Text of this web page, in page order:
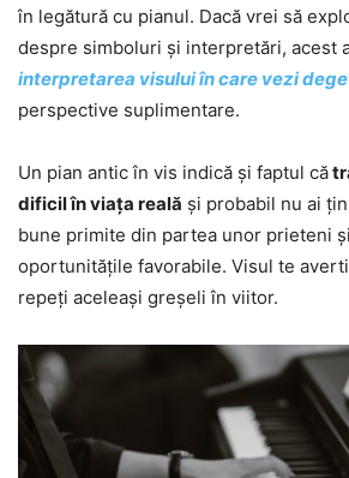
în legătură cu pianul. Dacă vrei să
despre simboluri și interpretări, acest
interpretarea visului în care vezi
perspective suplimentare.
Un pian antic în vis indică și faptul că
dificil în viața reală și probabil nu ai
bune primite din partea unor prieteni
oportunitățile favorabile. Visul te
repeți aceleași greșeli în viitor.